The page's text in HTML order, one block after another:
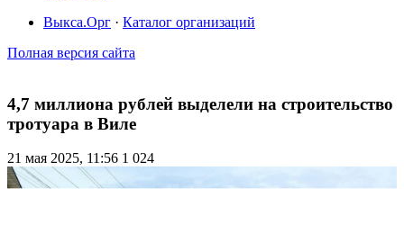
Выкса.Орг · Каталог организаций
Полная версия сайта
4,7 миллиона рублей выделели на строительство
тротуара в Виле
21 мая 2025, 11:56 1 024